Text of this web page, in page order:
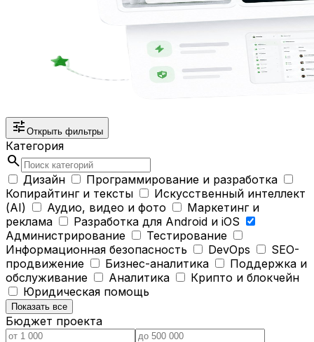
tune Открыть фильтры
Категория
search
Дизайн
Программирование и разработка
Копирайтинг и тексты
Искусственный интеллект
(AI)
Аудио, видео и фото
Маркетинг и
реклама
Разработка для Android и iOS
Администрирование
Тестирование
Информационная безопасность
DevOps
SEO-
продвижение
Бизнес-аналитика
Поддержка и
обслуживание
Аналитика
Крипто и блокчейн
Юридическая помощь
Показать все
Бюджет проекта